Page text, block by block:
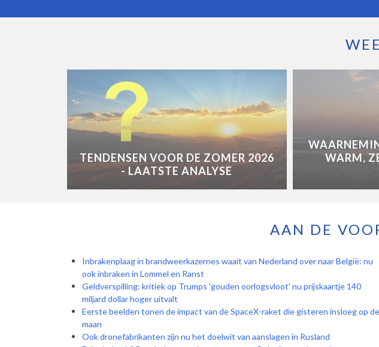
TENDENSEN VOOR DE ZOMER 2026
- LAATSTE ANALYSE
WARM,
AAN DE
Inbrakenplaag in brandweerkazernes waait van Nederland over naar België: nu
ook inbraken in Lommel en Ranst
Geldverspilling: kritiek op Trumps 'gouden oorlogsvloot' nu prijskaartje 140
miljard dollar hoger uitvalt
Eerste beelden tonen de impact van de SpaceX-raket die gisteren insloeg op de
maan
Ook dronefabrikanten zijn nu het doelwit van aanslagen in Rusland